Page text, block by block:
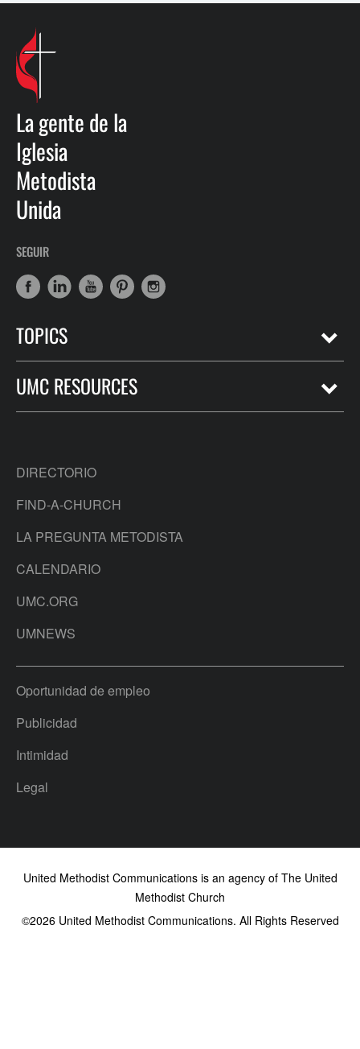
La gente de la
Iglesia
Metodista
Unida
SEGUIR
TOPICS
UMC RESOURCES
DIRECTORIO
FIND-A-CHURCH
LA PREGUNTA METODISTA
CALENDARIO
UMC.ORG
UMNEWS
Oportunidad de empleo
Publicidad
Intimidad
Legal
United Methodist Communications is an agency of The United
Methodist Church
©2026United Methodist Communications. All Rights Reserved